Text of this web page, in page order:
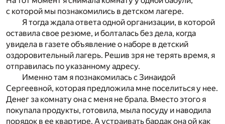
с которой мы познакомились в детском лагере.
Я тогда ждала ответа одной организации, в которой
оставила свое резюме, и болталась без дела, когда
увидела в газете объявление о наборе в детский
оздоровительный лагерь. Решив зря не терять время, я
отправилась по указанному адресу.
Именно там я познакомилась с Зинаидой
Сергеевной, которая предложила мне поселиться у нее.
Денег за комнату она с меня не брала. Вместо этого я
покупала продукты, готовила, мыла посуду и наводила
порядок в ее квартире. А устраивать бардак она ой как